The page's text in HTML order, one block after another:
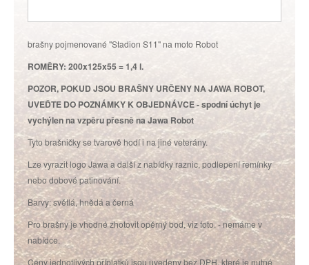
brašny pojmenované "Stadion S11" na moto Robot
ROMĚRY: 200x125x55 = 1,4 l.
POZOR, POKUD JSOU BRAŠNY URČENY NA JAWA ROBOT,
UVEĎTE DO POZNÁMKY K OBJEDNÁVCE - spodní úchyt je
vychýlen na vzpěru přesně na Jawa Robot
Tyto brašničky se tvarově hodí i na jiné veterány.
Lze vyrazit logo Jawa a další z nabídky raznic, podlepení řemínky
nebo dobové patinování.
Barvy: světlá, hnědá a černá
Pro brašny je vhodné zhotovit opěrný bod, viz foto. - nemáme v
nabídce.
Ceny jednotlivých příplatků jsou uvedeny bez DPH, které je nutné